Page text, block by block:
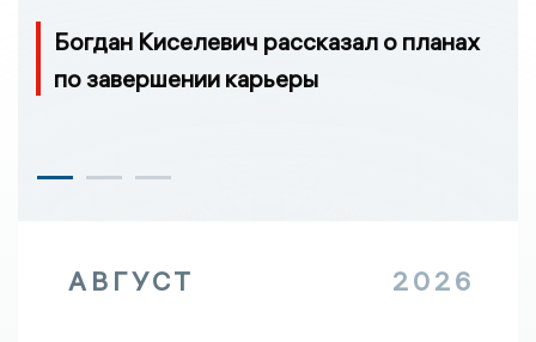
Богдан Киселевич рассказал о планах
по завершении карьеры
АВГУСТ 2026